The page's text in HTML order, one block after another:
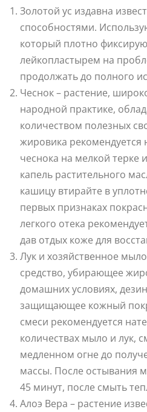
Золотой ус издавна
способностями.
который плотно
лейкопластырем на
продолжать до полного
Чеснок – растение,
народной практике,
количеством полезных
жировика рекомендуется
чеснока на мелкой терке
капель растительного
кашицу втирайте в
первых признаках
легкого отека
дав отдых коже для
Лук и хозяйственное
средство, убирающее
домашних условиях,
защищающее кожный
смеси рекомендуется
количествах мыло и лук,
медленном огне до
массы. После остывания
45 минут, после смыть
Алоэ Вера – растение